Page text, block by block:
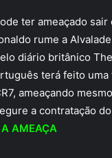
ter ameaçado sair
rume a
diário britânico
terá feito
ameaçando
a contratação
AMEAÇA